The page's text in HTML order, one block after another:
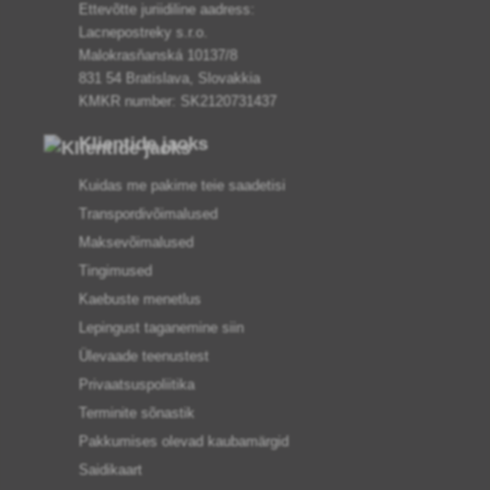
Ettevõtte juriidiline aadress:
Lacnepostreky s.r.o.
Malokrasňanská 10137/8
831 54 Bratislava, Slovakkia
KMKR number: SK2120731437
Klientide jaoks
Kuidas me pakime teie saadetisi
Transpordivõimalused
Maksevõimalused
Tingimused
Kaebuste menetlus
Lepingust taganemine siin
Ülevaade teenustest
Privaatsuspoliitika
Terminite sõnastik
Pakkumises olevad kaubamärgid
Saidikaart